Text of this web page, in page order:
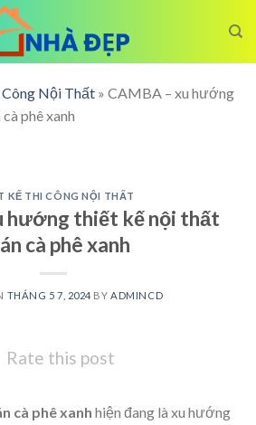
Nội Thất » CAMBA – xu hướng
phê xanh
KẾ THI CÔNG NỘI THẤT
hướng thiết kế nội thất
cà phê xanh
THÁNG 5 7, 2024 BYADMINCD
Rate this post
cà phê xanh hiện đang là xu hướng